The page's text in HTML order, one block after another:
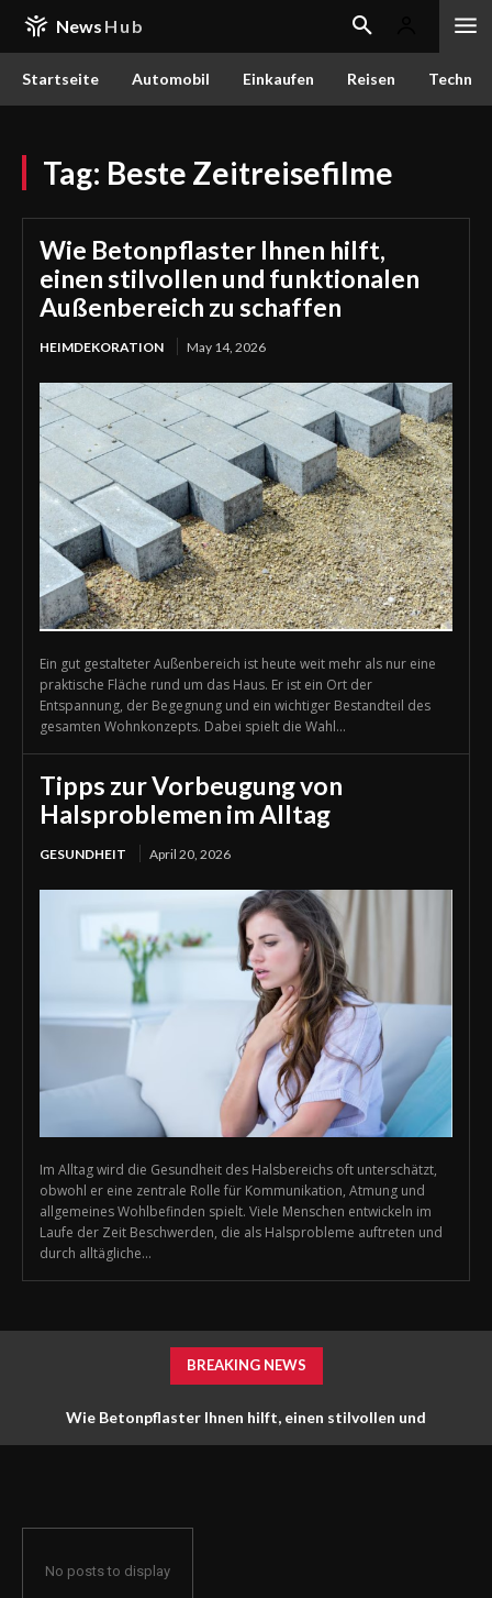
News Hub
Startseite Automobil Einkaufen Reisen Techn
Tag: Beste Zeitreisefilme
Wie Betonpflaster Ihnen hilft,
einen stilvollen und funktionalen
Außenbereich zu schaffen
HEIMDEKORATION May 14, 2026
Ein gut gestalteter Außenbereich ist heute weit mehr als nur eine
praktische Fläche rund um das Haus. Er ist ein Ort der
Entspannung, der Begegnung und ein wichtiger Bestandteil des
gesamten Wohnkonzepts. Dabei spielt die Wahl...
Tipps zur Vorbeugung von
Halsproblemen im Alltag
GESUNDHEIT April 20, 2026
Im Alltag wird die Gesundheit des Halsbereichs oft unterschätzt,
obwohl er eine zentrale Rolle für Kommunikation, Atmung und
allgemeines Wohlbefinden spielt. Viele Menschen entwickeln im
Laufe der Zeit Beschwerden, die als Halsprobleme auftreten und
durch alltägliche...
BREAKING NEWS
Wie Betonpflaster Ihnen hilft, einen stilvollen und
No posts to display